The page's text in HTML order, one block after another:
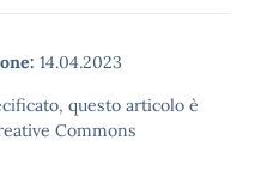
14.04.2023
questo articolo è
Commons